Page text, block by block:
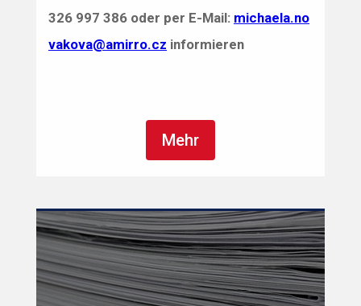
326 997 386 oder per E-Mail: michaela.no
vakova@amirro.cz informieren
Mehr